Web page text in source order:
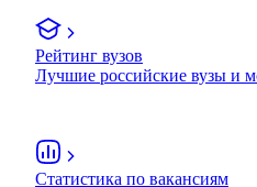
Рейтинг вузов
Лучшие российские вузы и
Статистика по вакансиям